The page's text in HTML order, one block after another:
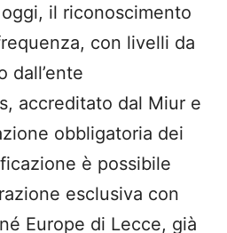
il riconoscimento
con livelli da
dall’ente
accreditato dal Miur e
obbligatoria dei
è possibile
esclusiva con
Europe di Lecce, già